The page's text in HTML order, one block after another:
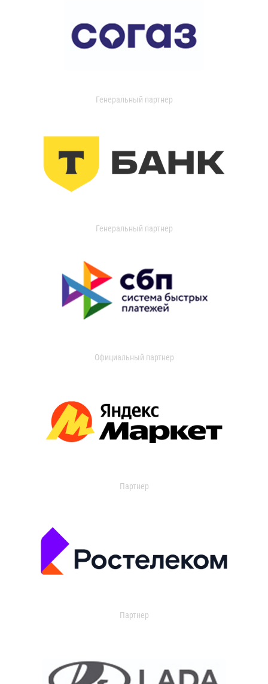
Генеральный партнер
Генеральный партнер
Официальный партнер
Партнер
Партнер